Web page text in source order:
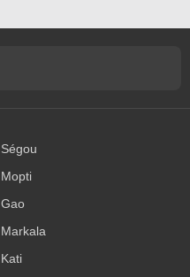
Ségou
Mopti
Gao
Markala
Kati